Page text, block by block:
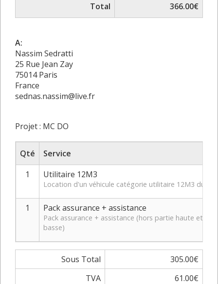
Total
366.00€
A:
Nassim Sedratti
25 Rue Jean Zay
75014 Paris
France
sednas.nassim@live.fr
Projet : MC DO
Qté
Service
1
Utilitaire 12M3
Location d'un véhicule catégorie utilitaire 12M3 du
1 Pack assurance + assistance
Pack assurance + assistance (hors partie haute et
basse)
Sous Total
305.00€
TVA
61.00€